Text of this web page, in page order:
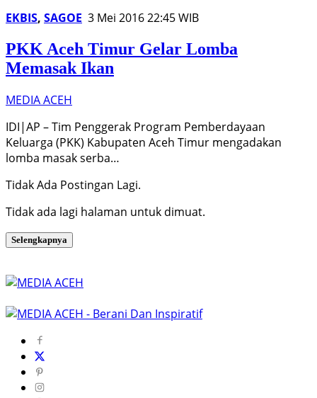
EKBIS, SAGOE 3 Mei 2016 22:45 WIB
PKK Aceh Timur Gelar Lomba
Memasak Ikan
MEDIA ACEH
IDI|AP – Tim Penggerak Program Pemberdayaan
Keluarga (PKK) Kabupaten Aceh Timur mengadakan
lomba masak serba…
Tidak Ada Postingan Lagi.
Tidak ada lagi halaman untuk dimuat.
Selengkapnya